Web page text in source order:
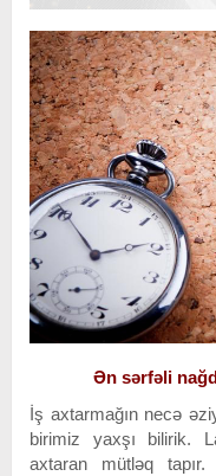
Ən sərfəli
İş axtarmağın necə
birimiz yaxşı bilirik.
axtaran mütləq